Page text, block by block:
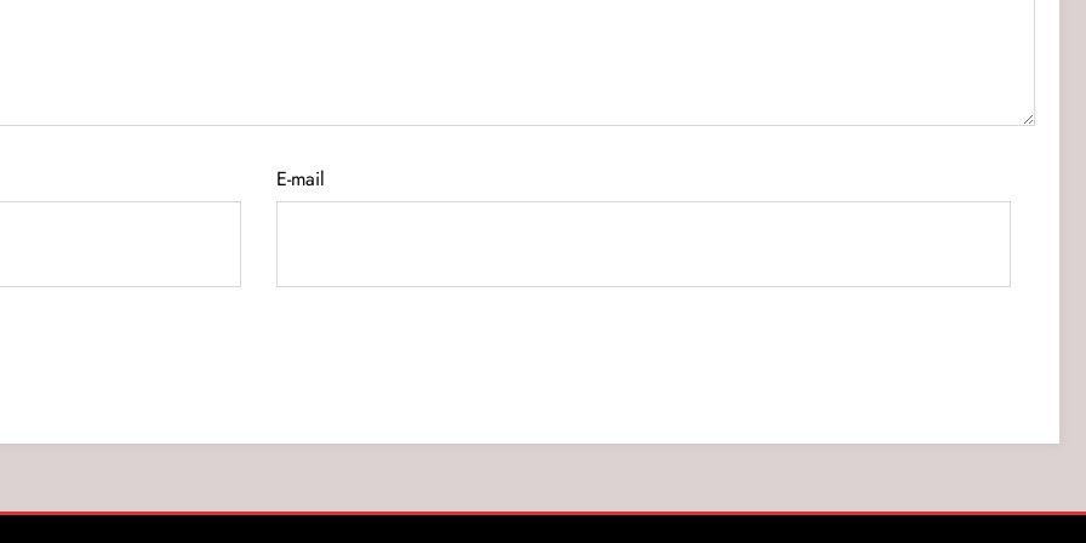
E-mail